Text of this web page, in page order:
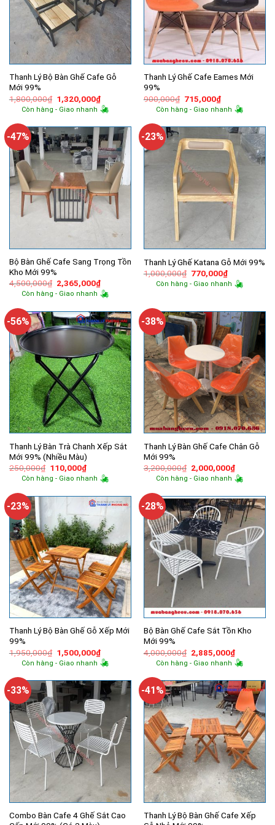
Thanh Lý Bộ Bàn Ghế Cafe Gỗ
Mới 99%
1,800,000₫ Giá
gốc
là:
1,320,000₫Giá
hiện
tại
1,320,000₫.
Còn hàng - Giao nhanh
Thanh Lý Ghế Cafe Eames Mới
99%
900,000₫ Giá
gốc
là:
715,000₫Giá
hiện
tại
715,000₫.
Còn hàng - Giao nhanh
-47%
Bộ Bàn Ghế Cafe Sang Trọng Tồn
Kho Mới 99%
4,500,000₫ Giá
gốc
là:
2,365,000₫Giá
hiện
tại
2,365,000₫.
Còn hàng - Giao nhanh
-23%
Thanh Lý Ghế Katana Gỗ Mới 99%
1,000,000₫ Giá
gốc
là:
770,000₫Giá
hiện
tại
Còn hàng - Giao nhanh
-56%
Thanh Lý Bàn Trà Chanh Xếp Sắt
Mới 99% (Nhiều Màu)
250,000₫ Giá
gốc
là:
110,000₫Giá
hiện
tại
110,000₫.
Còn hàng - Giao nhanh
-38%
Thanh Lý Bàn Ghế Cafe Chân Gỗ
Mới 99%
3,200,000₫ Giá
gốc
là:
2,000,000₫Giá
hiện
tại
Còn hàng - Giao nhanh
-23%
Thanh Lý Bộ Bàn Ghế Gỗ Xếp Mới
99%
1,950,000₫ Giá
gốc
là:
1,500,000₫Giá
hiện
tại
1,500,000₫.
Còn hàng - Giao nhanh
-28%
Bộ Bàn Ghế Cafe Sắt Tồn Kho
Mới 99%
4,000,000₫ Giá
gốc
là:
2,885,000₫Giá
hiện
tại
Còn hàng - Giao nhanh
-33%
Combo Bàn Cafe 4 Ghế Sắt Cao
-41%
Thanh Lý Bộ Bàn Ghế Cafe Xếp